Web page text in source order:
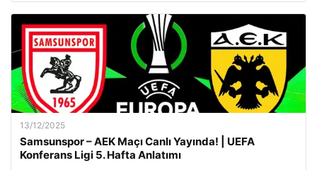
13/12/2025
Samsunspor – AEK Maçı Canlı Yayında! | UEFA
Konferans Ligi 5. Hafta Anlatımı